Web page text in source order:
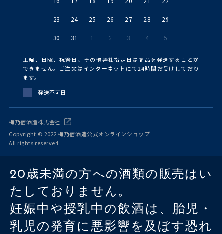
23 24 25 26 27 28 29
30 31 1 2 3 4 5
土曜、日曜、祝祭日、その他弊社指定日は商品を発送することが
できません。ご注文はインターネットにて24時間お受けしており
ます。
発送不可日
梅乃宿酒造株式会社
Copyright © 2022 梅乃宿酒造公式オンラインショップ
All rights reserved.
20歳未満の方への酒類の販売はい
たしておりません。
妊娠中や授乳中の飲酒は、胎児・
乳児の発育に悪影響を及ぼす恐れ